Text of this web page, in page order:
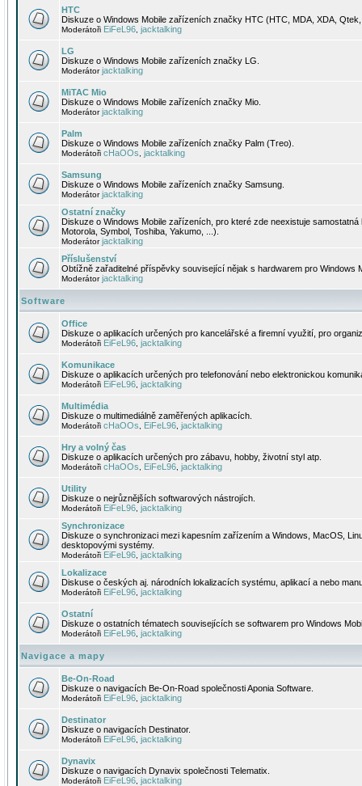
HTC
Diskuze o Windows Mobile zařízeních značky HTC (HTC, MDA, XDA,
Moderátoři EiFeL96 jacktalking
LG
Diskuze o Windows Mobile zařízeních značky LG.
Moderátorjacktalking
MiTAC Mio
Diskuze o Windows Mobile zařízeních značky Mio.
Moderátorjacktalking
Palm
Diskuze o Windows Mobile zařízeních značky Palm (Treo).
Moderátoři cHaOOs jacktalking
Samsung
Diskuze o Windows Mobile zařízeních značky Samsung.
Moderátorjacktalking
Ostatní značky
Diskuze o Windows Mobile zařízeních, pro které zde neexistuje
Motorola, Symbol, Toshiba, Yakumo, ...).
Moderátorjacktalking
Příslušenství
Obtížně zařaditelné příspěvky související nějak s hardwarem pro Windows
Moderátorjacktalking
Software
Office
Diskuze o aplikacích určených pro kancelářské a firemní využití, pro
Moderátoři EiFeL96 jacktalking
Komunikace
Diskuze o aplikacích určených pro telefonování nebo elektronickou
Moderátoři EiFeL96 jacktalking
Multimédia
Diskuze o multimediálně zaměřených aplikacích.
Moderátoři cHaOOs EiFeL96 jacktalking
Hry a volný čas
Diskuze o aplikacích určených pro zábavu, hobby, životní styl atp.
Moderátoři cHaOOs EiFeL96 jacktalking
Utility
Diskuze o nejrůznějších softwarových nástrojích.
Moderátoři EiFeL96 jacktalking
Synchronizace
Diskuze o synchronizaci mezi kapesním zařízením a Windows, MacOS,
desktopovými systémy.
Moderátoři EiFeL96 jacktalking
Lokalizace
Diskuse o českých aj. národních lokalizacích systému, aplikací a nebo
Moderátoři EiFeL96 jacktalking
Ostatní
Diskuze o ostatních tématech souvisejících se softwarem pro Windows
Moderátoři EiFeL96 jacktalking
Navigace a mapy
Be-On-Road
Diskuze o navigacích Be-On-Road společnosti Aponia Software.
Moderátoři EiFeL96 jacktalking
Destinator
Diskuze o navigacích Destinator.
Moderátoři EiFeL96 jacktalking
Dynavix
Diskuze o navigacích Dynavix společnosti Telematix.
Moderátoři EiFeL96 jacktalking